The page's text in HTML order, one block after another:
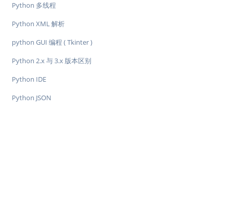
Python 多线程
Python XML 解析
python GUI 编程 ( Tkinter )
Python 2.x 与 3​​.x 版本区别
Python IDE
Python JSON